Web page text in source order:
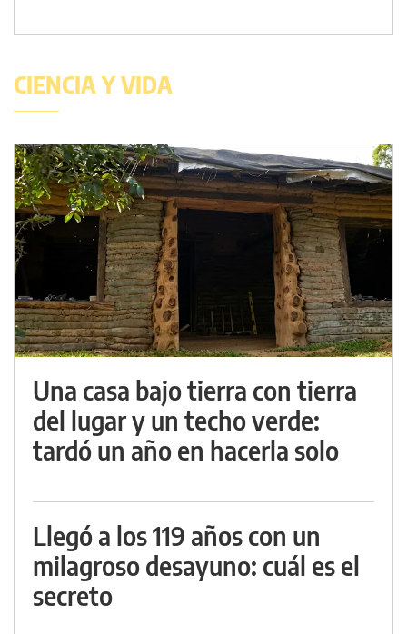
CIENCIA Y VIDA
Una casa bajo tierra con tierra
del lugar y un techo verde:
tardó un año en hacerla solo
Llegó a los 119 años con un
milagroso desayuno: cuál es el
secreto